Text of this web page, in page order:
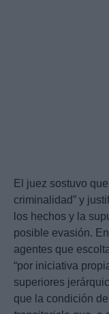
El juez sostuvo
criminalidad” y
los hechos y la
posible evasión.
agentes que
“por iniciativa
superiores
que la condición